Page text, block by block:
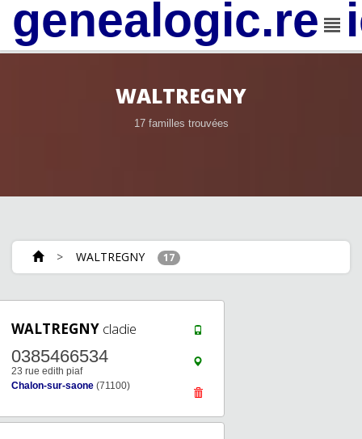
WALTREGNY
17 familles trouvées
> WALTREGNY 17
WALTREGNY cladie
0385466534
23 rue edith piaf
Chalon-sur-saone (71100)